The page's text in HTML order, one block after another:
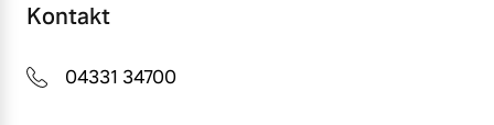
Kontakt
04331 34700